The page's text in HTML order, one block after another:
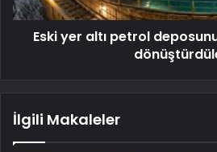
Eski yer altı petrol
İlgili Makaleler